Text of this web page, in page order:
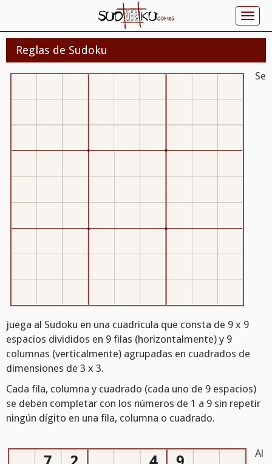
Reglas de Sudoku
Se
juega al Sudoku en una cuadricula que consta de 9 x 9
espacios divididos en 9 filas (horizontalmente) y 9
columnas (verticalmente) agrupadas en cuadrados de
dimensiones de 3 x 3.
Cada fila, columna y cuadrado (cada uno de 9 espacios)
se deben completar con los números de 1 a 9 sin repetir
ningún dígito en una fila, columna o cuadrado.
Al